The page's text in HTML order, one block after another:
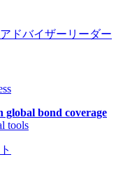
ドバイザーリーダー
global bond coverage
tools